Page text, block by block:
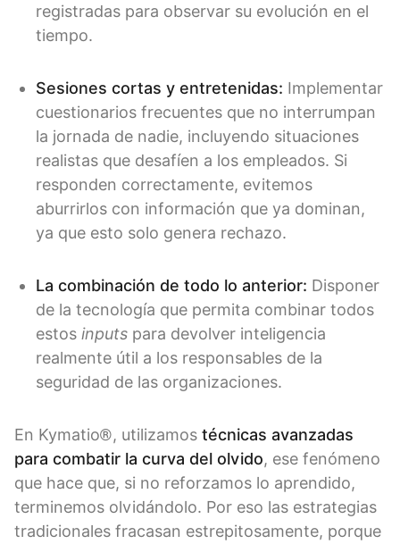
registradas para observar su evolución en el
tiempo.
Sesiones cortas y entretenidas: Implementar
cuestionarios frecuentes que no interrumpan
la jornada de nadie, incluyendo situaciones
realistas que desafíen a los empleados. Si
responden correctamente, evitemos
aburrirlos con información que ya dominan,
ya que esto solo genera rechazo.
La combinación de todo lo anterior: Disponer
de la tecnología que permita combinar todos
estos inputs para devolver inteligencia
realmente útil a los responsables de la
seguridad de las organizaciones.
En Kymatio®, utilizamos técnicas avanzadas
para combatir la curva del olvido, ese fenómeno
que hace que, si no reforzamos lo aprendido,
terminemos olvidándolo. Por eso las estrategias
tradicionales fracasan estrepitosamente, porque